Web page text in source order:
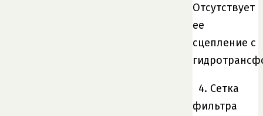
Отсутствует
ее
сцепление с
4. Сетка
фильтра